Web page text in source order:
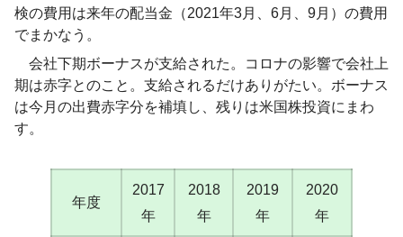
検の費用は来年の配当金（2021年3月、6月、9月）の費用
でまかなう。
会社下期ボーナスが支給された。コロナの影響で会社上
期は赤字とのこと。支給されるだけありがたい。ボーナス
は今月の出費赤字分を補填し、残りは米国株投資にまわ
す。
年度
2017
年
2018
年
2019
年
2020
年